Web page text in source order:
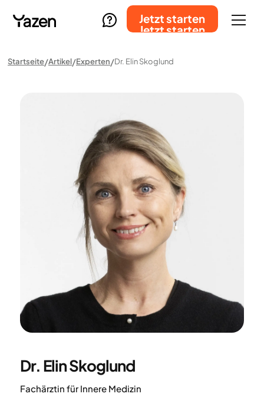
Jetzt starten
Jetzt starten
Startseite Artikel Experten Dr. Elin Skoglund
Dr. Elin Skoglund
Fachärztin für Innere Medizin